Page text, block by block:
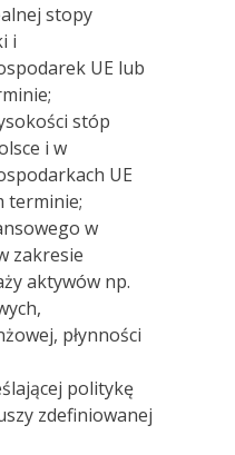
stopy
i
UE lub
stóp
i w
UE
terminie;
w
zakresie
aktywów np.
płynności
politykę
zdefiniowanej